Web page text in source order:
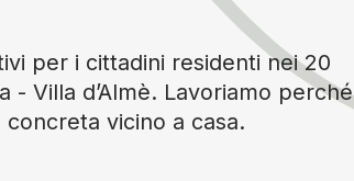
per i cittadini residenti nei 20
- Villa d’Almè. Lavoriamo perché
vicino a casa.